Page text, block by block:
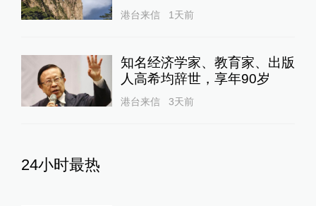
港台来信 1天前
知名经济学家、教育家、出版
人高希均辞世，享年90岁
港台来信 3天前
24小时最热